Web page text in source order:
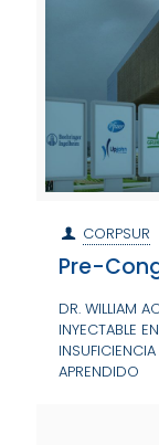
CORPSUR
Pre-
DR. WILLIAM
INYECTABLE
APRENDIDO